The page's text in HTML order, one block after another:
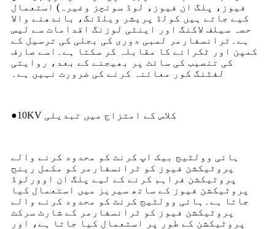
فیوز، پلگ ان فیوز، لوڈ سوئچز وغیرہ) استعمال
کیے جاتے ہیں کولڈ پریشر ویلڈنگ، باندھنے والا
حصہ سیلف لاکنگ اور اینٹی لوزنگ اقدامات سے لیس
ہے۔ٹرانسفارمر لمبی دوری کی بجلی کی ترسیل کے
کمپن اور ٹکرانے کا مقابلہ کر سکتا ہے۔اسے صارف
کی تنصیب کی سائٹ پر بھیجنے کے بعد، روایتی
لفٹنگ کور معائنہ کرنے کی ضرورت نہیں ہے۔
●10KV کلاس کے امتزاج میں تبدیلی
ہائی وولٹیج بیک اپ کرنٹ کو محدود کرنے والے
پروٹیکشن فیوز کو ٹرانسفارمر کو مکمل رینج
پروٹیکشن فراہم کرنے کے لیے پلگ ان اوورلوڈ
پروٹیکشن فیوز کے ساتھ سیریز میں استعمال کیا
جاتا ہے۔ہائی وولٹیج کرنٹ کو محدود کرنے والے
پروٹیکشن فیوز کو ٹرانسفارمر کے شارٹ سرکٹ
پروٹیکشن کے طور پر استعمال کیا جاتا ہے، اور